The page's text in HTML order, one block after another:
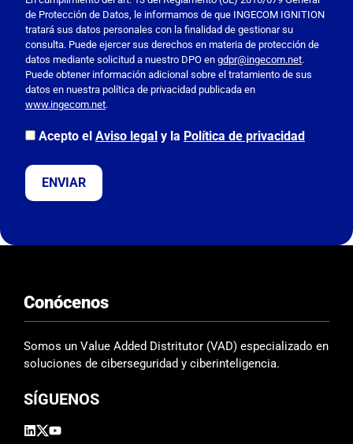
r
f
a
v
o
r
,
e
s
c
a
m
p
v
c
de Protección de Datos, le informamos de que INGECOM IGNITION
tratará sus datos personales con la finalidad de gestionar su
consulta. Puede ejercer sus derechos en materia de protección de
datos mediante solicitud a nuestro DPO en gdpr@ingecom.net.
Puede obtener información adicional sobre el tratamiento de sus
datos en nuestra política de privacidad publicada en
www.ingecom.net.
Acepto el Aviso legal y la Política de privacidad
Conócenos
Somos un Value Added Distritutor (VAD) especializado en
soluciones de ciberseguridad y ciberinteligencia.
SÍGUENOS